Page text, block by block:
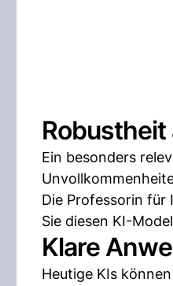
Ein besonders
Die Professorin für
Sie diesen KI-
Klare
Heutige KIs